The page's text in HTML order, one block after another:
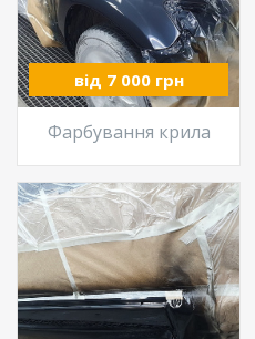
від 7 000 грн
Фарбування крила